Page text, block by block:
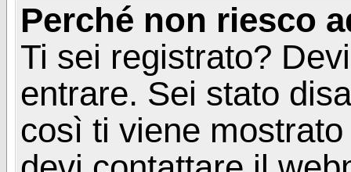
Perché non riesco
Ti sei registrato?
entrare. Sei stato
così ti viene